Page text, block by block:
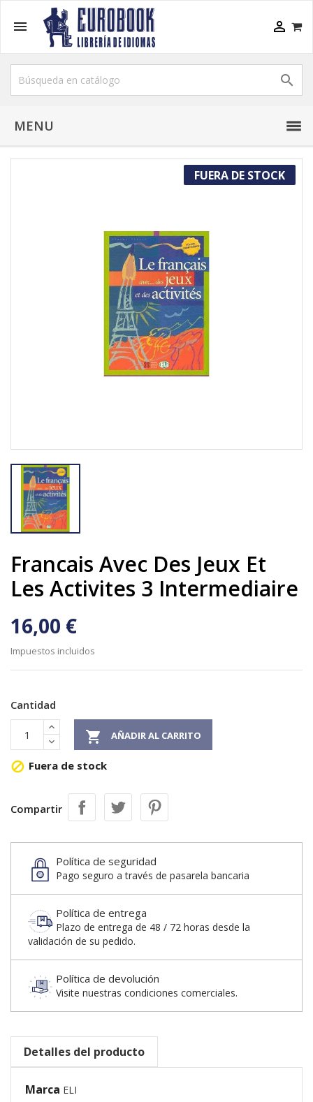
 

MENU
FUERA DE STOCK
Francais Avec Des Jeux Et
Les Activites 3 Intermediaire
16,00 €
Impuestos incluidos
Cantidad
 AÑADIR AL CARRITO
 Fuera de stock
Compartir
Política de seguridad
Pago seguro a través de pasarela bancaria
Política de entrega
Plazo de entrega de 48 / 72 horas desde la
validación de su pedido.
Política de devolución
Visite nuestras condiciones comerciales.
Detalles del producto
Marca ELI